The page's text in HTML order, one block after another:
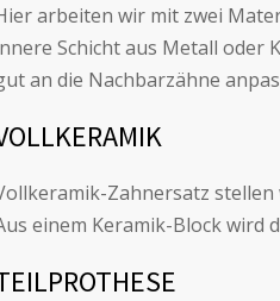
arbeiten wir mit zwei
Schicht aus Metall oder
an die Nachbarzähne
Zahnersatz
einem Keramik-Block wird